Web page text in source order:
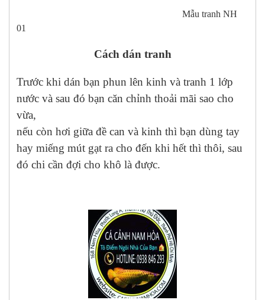
Mẫu tranh NH
01
Cách dán tranh
Trước khi dán bạn phun lên kinh và tranh 1 lớp
nước và sau đó bạn căn chỉnh thoải mãi sao cho
vừa,
nếu còn hơi giữa đề can và kinh thì bạn dùng tay
hay miếng mút gạt ra cho đến khi hết thì thôi, sau
đó chi cần đợi cho khô là được.